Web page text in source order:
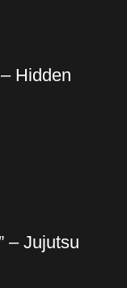
Hidden
– Jujutsu